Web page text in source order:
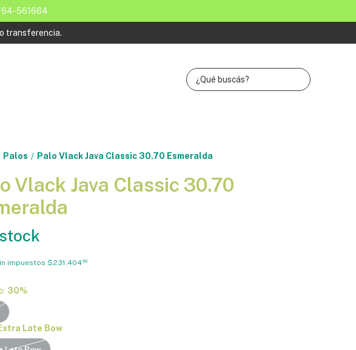
561664
transferencia.
Palos / Palo Vlack Java Classic 30.70 Esmeralda
Vlack Java Classic 30.70
impuestos $231.40496
30%
Late Bow